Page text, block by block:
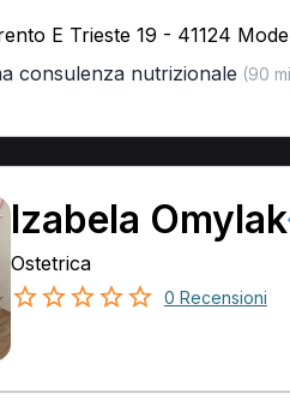
E Trieste 19 - 41124
consulenza nutrizionale (90
Izabela Omylak
Ostetrica
0 Recensioni